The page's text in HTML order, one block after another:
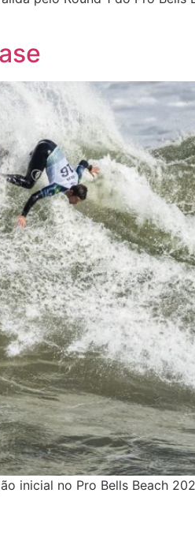
inicial no Pro Bells Beach